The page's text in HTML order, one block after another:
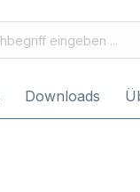
Downloads